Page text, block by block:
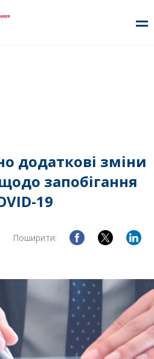
додаткові зміни
запобігання
19
Поширити: